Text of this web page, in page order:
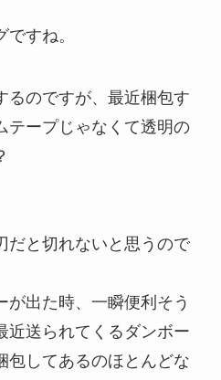
すね。
るのですが、最近梱包す
テープじゃなくて透明の
だと切れないと思うので
が出た時、一瞬便利そう
近送られてくるダンボー
包してあるのほとんどな